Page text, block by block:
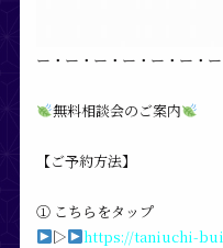
ー・ー・ー・ー・ー・ー・
無料相談会のご案内
【ご予約方法】
① こちらをタップ
▷
https://taniuchi-